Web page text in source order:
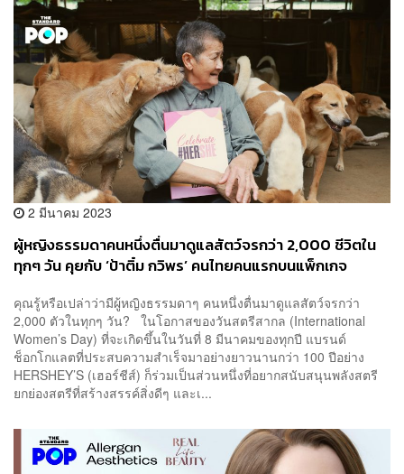
2 มีนาคม 2023
ผู้หญิงธรรมดาคนหนึ่งตื่นมาดูแลสัตว์จรกว่า 2,000 ชีวิตใน
ทุกๆ วัน คุยกับ ‘ป้าติ๋ม กวิพร’ คนไทยคนแรกบนแพ็กเกจ
คุณรู้หรือเปล่าว่ามีผู้หญิงธรรมดาๆ คนหนึ่งตื่นมาดูแลสัตว์จรกว่า
2,000 ตัวในทุกๆ วัน? ในโอกาสของวันสตรีสากล (International
Women’s Day) ที่จะเกิดขึ้นในวันที่ 8 มีนาคมของทุกปี แบรนด์
ช็อกโกแลตที่ประสบความสำเร็จมาอย่างยาวนานกว่า 100 ปีอย่าง
HERSHEY’S (เฮอร์ชีส์) ก็ร่วมเป็นส่วนหนึ่งที่อยากสนับสนุนพลังสตรี
ยกย่องสตรีที่สร้างสรรค์สิ่งดีๆ และเ...